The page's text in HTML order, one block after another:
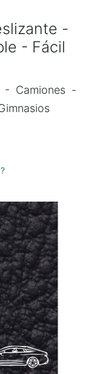
-
- Fácil
- Camiones -